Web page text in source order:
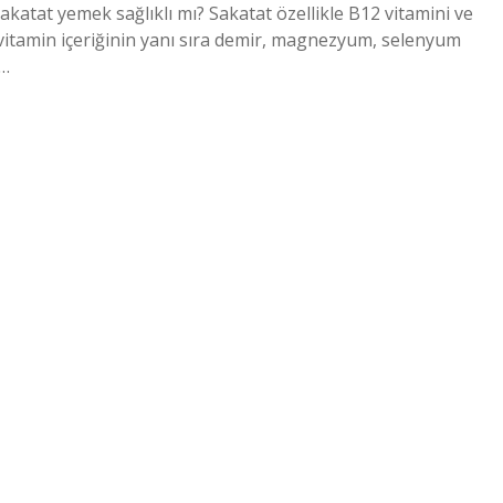
yemek sağlıklı mı? Sakatat özellikle B12 vitamini ve
içeriğinin yanı sıra demir, magnezyum, selenyum